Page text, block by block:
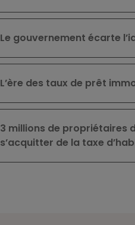
Le gouvernement écarte
L’ère des taux de prêt
3 millions de propriétaires
s’acquitter de la taxe